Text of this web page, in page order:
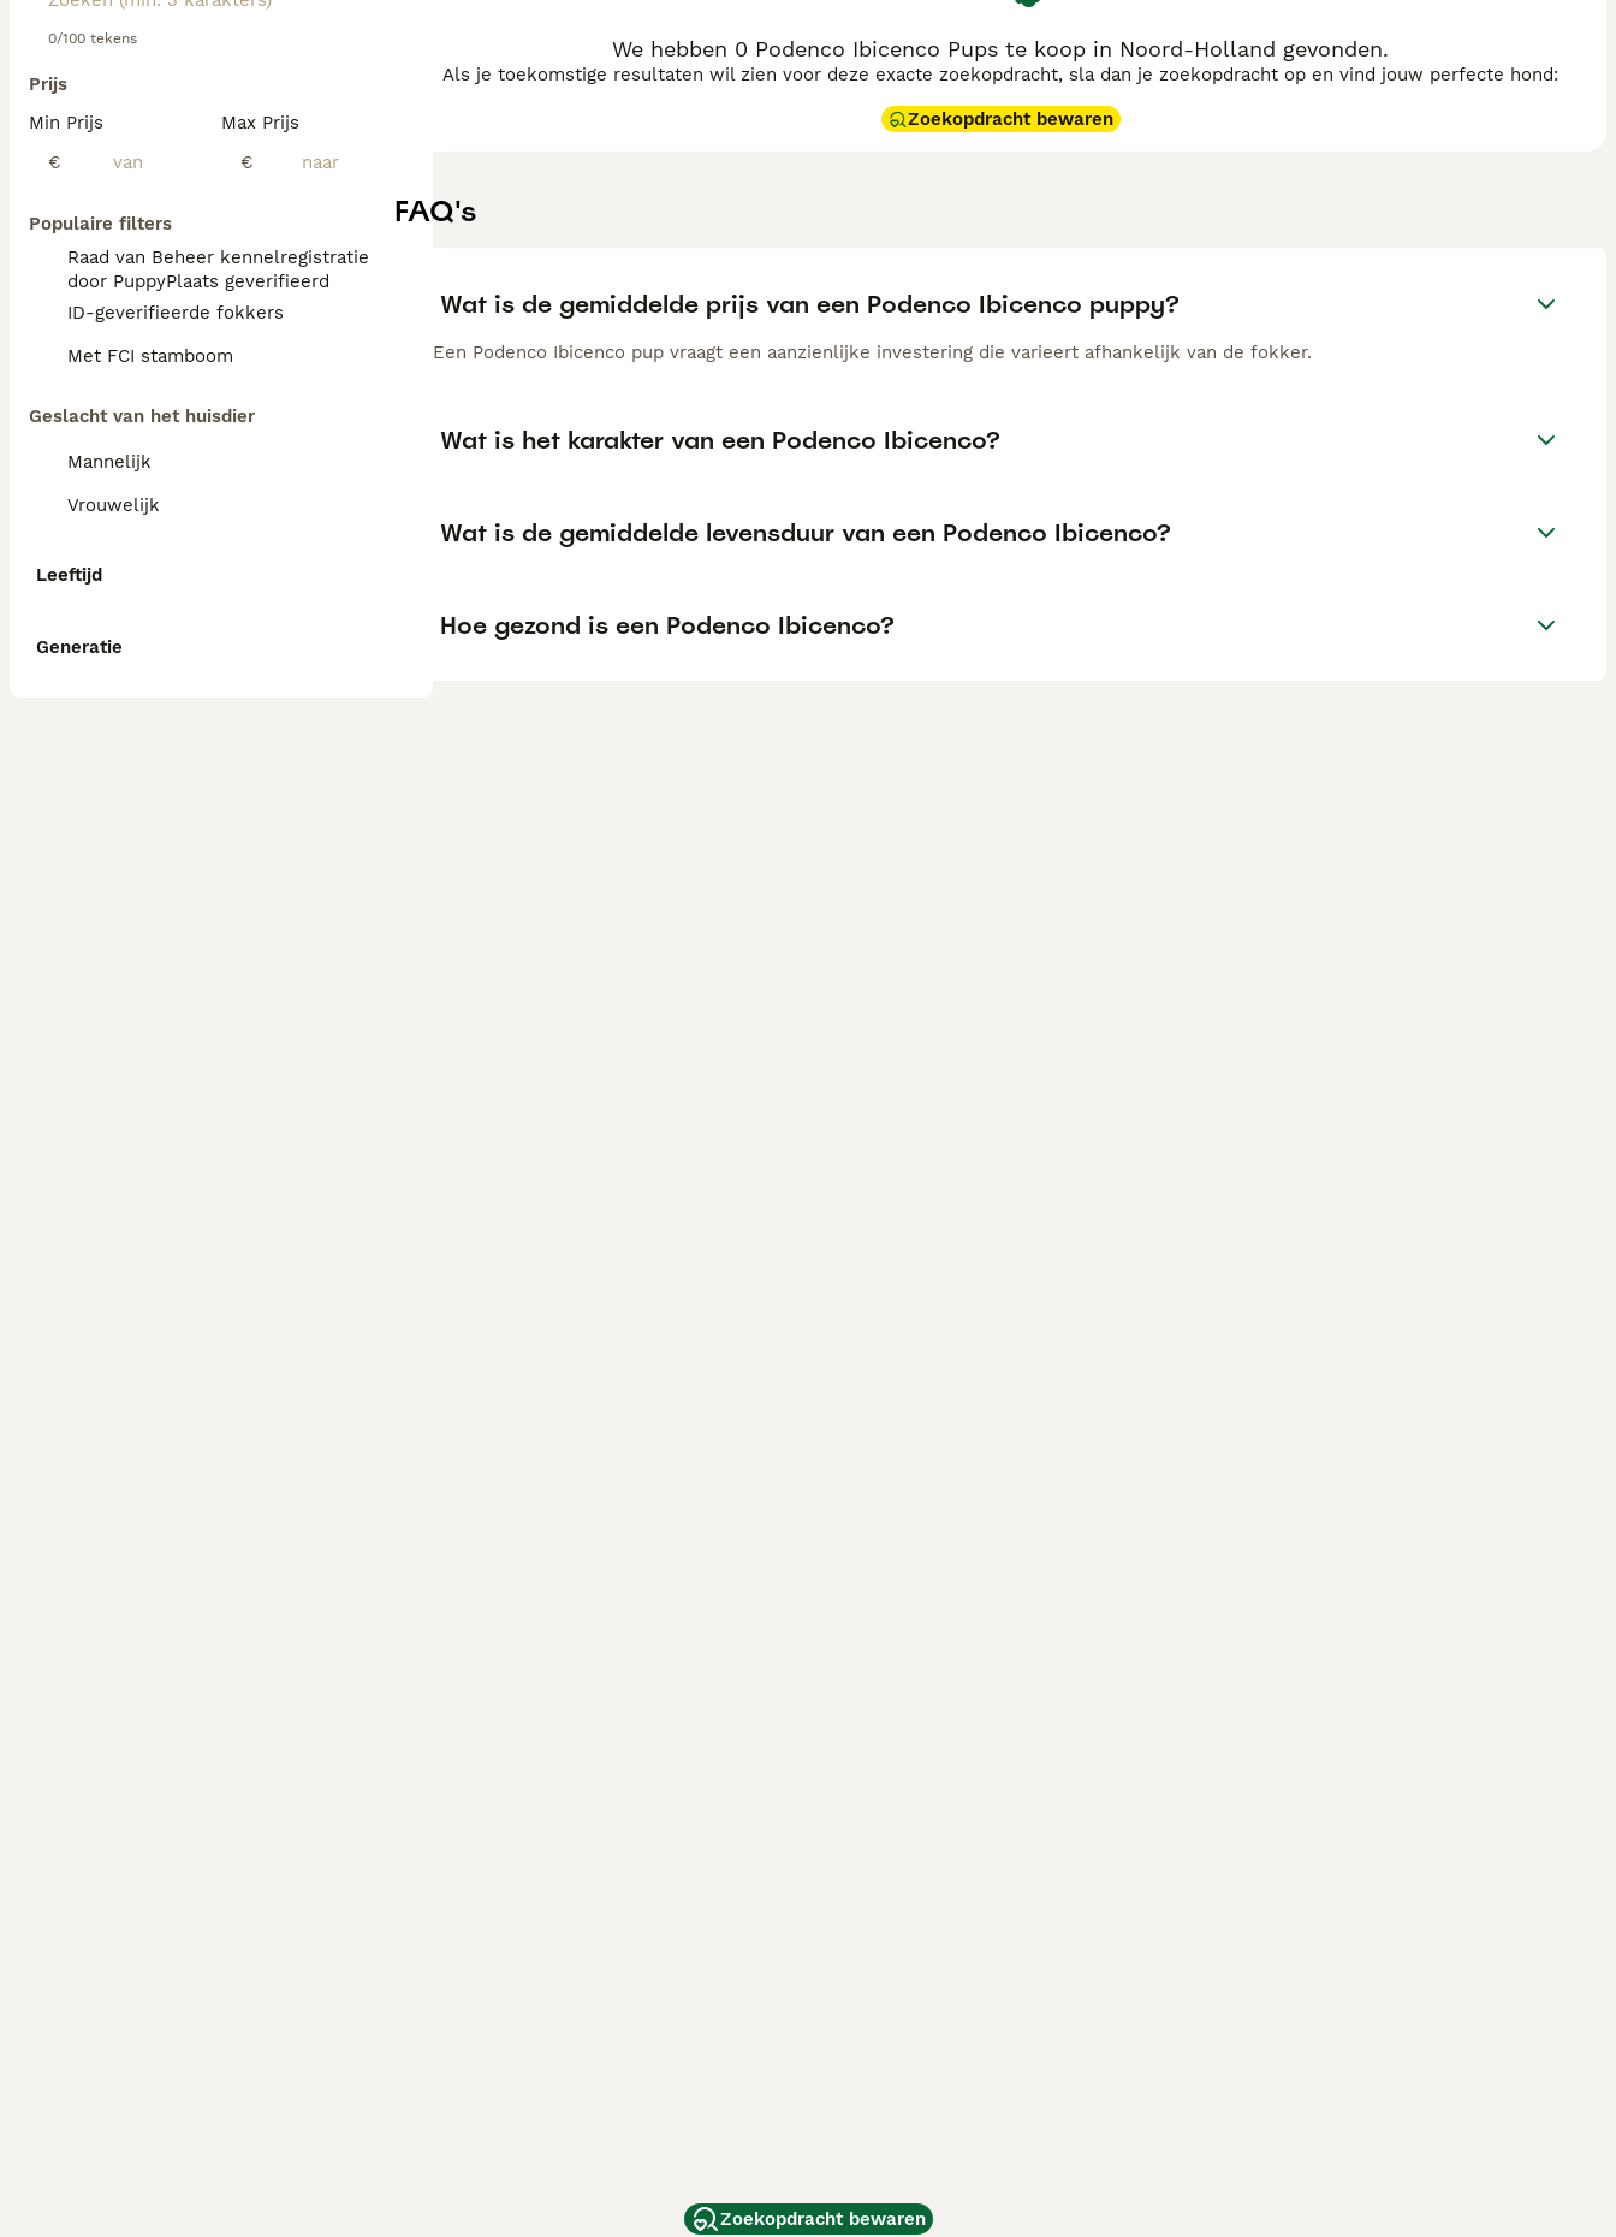
0/100 tekens
Prijs
Min Prijs
€
Max Prijs
€
Populaire filters
Raad van Beheer kennelregistratie
door PuppyPlaats geverifieerd
ID-geverifieerde fokkers
Met FCI stamboom
Geslacht van het huisdier
Mannelijk
Vrouwelijk
Leeftijd
Generatie
We hebben 0 Podenco Ibicenco Pups te koop in Noord-Holland gevonden.
Als je toekomstige resultaten wil zien voor deze exacte zoekopdracht, sla dan je zoekopdracht op en vind jouw perfecte hond:
Zoekopdracht bewaren
FAQ's
Wat is de gemiddelde prijs van een Podenco Ibicenco puppy?
Een Podenco Ibicenco pup vraagt een aanzienlijke investering die varieert afhankelijk van de fokker.
Wat is het karakter van een Podenco Ibicenco?
Wat is de gemiddelde levensduur van een Podenco Ibicenco?
Hoe gezond is een Podenco Ibicenco?
Zoekopdracht bewaren